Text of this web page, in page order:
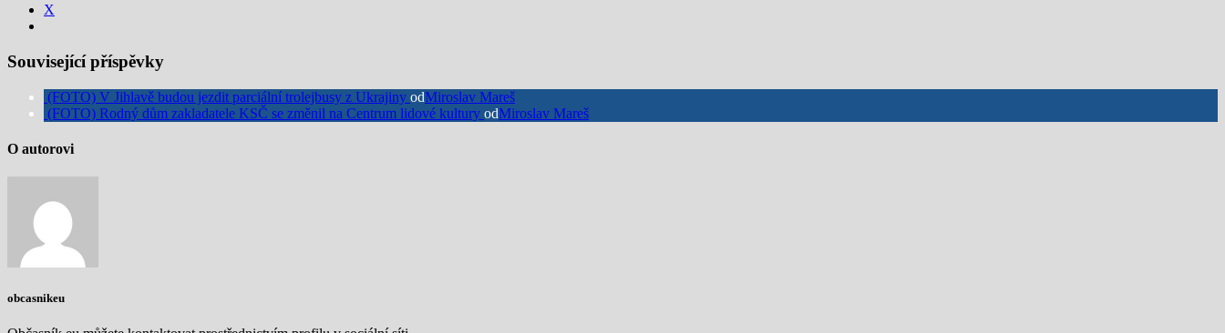
X
Související příspěvky
(FOTO) V Jihlavě budou jezdit parciální trolejbusy z Ukrajiny odMiroslav Mareš
(FOTO) Rodný dům zakladatele KSČ se změnil na Centrum lidové kultury odMiroslav Mareš
O autorovi
obcasnikeu